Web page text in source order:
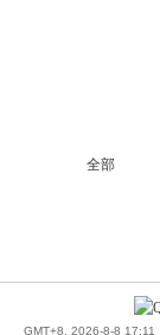
全部
GMT+8, 2026-8-8 17:11